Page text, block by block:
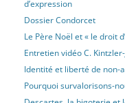
d’expression
Dossier Condorcet
Le Père Noël et « le droit
Entretien vidéo C.
Identité et liberté de non-
Pourquoi survalorisons-